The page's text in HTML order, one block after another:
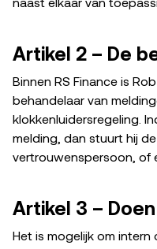
naast elkaar van
Artikel 2 – De
Binnen RS Finance is
behandelaar van
klokkenluidersregeling.
melding, dan stuurt hij
vertrouwenspersoon, of
Artikel 3 –
Het is mogelijk om intern